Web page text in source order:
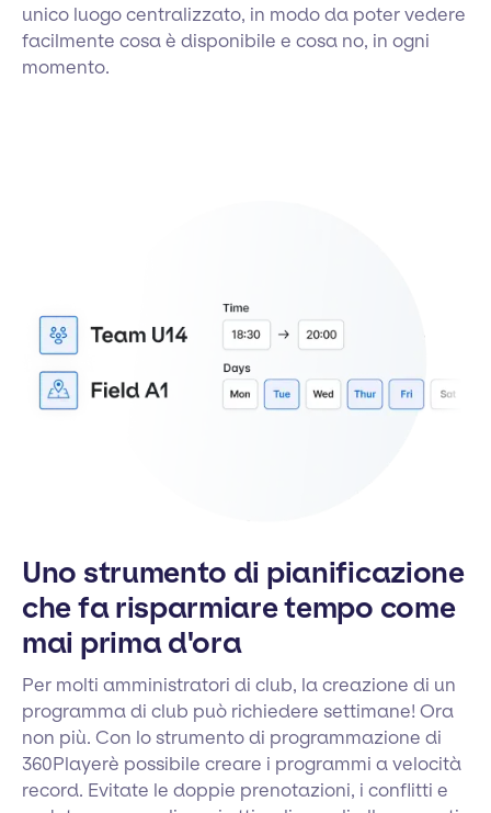
unico luogo centralizzato, in modo da poter vedere
facilmente cosa è disponibile e cosa no, in ogni
momento.
Uno strumento di pianificazione
che fa risparmiare tempo come
mai prima d'ora
Per molti amministratori di club, la creazione di un
programma di club può richiedere settimane! Ora
non più. Con lo strumento di programmazione di
360Playerè possibile creare i programmi a velocità
record. Evitate le doppie prenotazioni, i conflitti e